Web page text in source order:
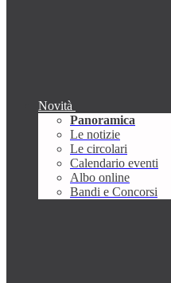
Novità
Panoramica
Le notizie
Le circolari
Calendario eventi
Albo online
Bandi e Concorsi